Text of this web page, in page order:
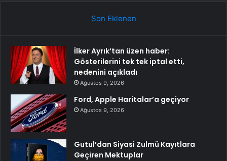
Son Eklenen
İlker Ayrık’tan üzen haber:
Gösterilerini tek tek iptal etti,
nedenini açıkladı
Ağustos 9, 2026
Ford, Apple Haritalar’a geçiyor
Ağustos 9, 2026
Gutul’dan Siyasi Zulmü Kayıtlara
Geçiren Mektuplar